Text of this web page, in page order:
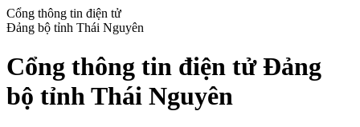
Cổng thông tin điện tử
Đảng bộ tỉnh Thái Nguyên
Cổng thông tin điện tử Đảng
bộ tỉnh Thái Nguyên